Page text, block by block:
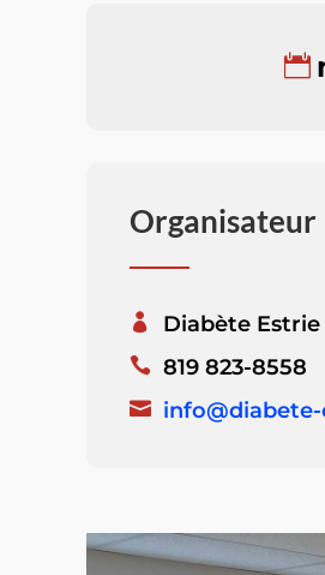
Organisateur
Diabète Estrie
819 823-8558